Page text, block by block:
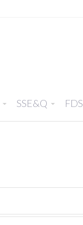
SSE&Q FDS